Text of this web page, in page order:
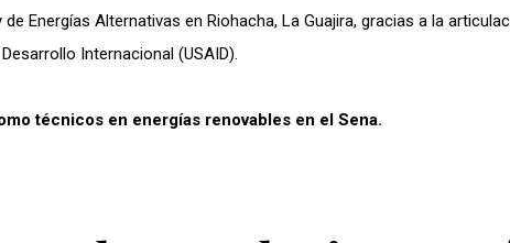
Energías Alternativas en Riohacha, La Guajira, gracias a la
Internacional (USAID).
técnicos en energías renovables en el Sena.